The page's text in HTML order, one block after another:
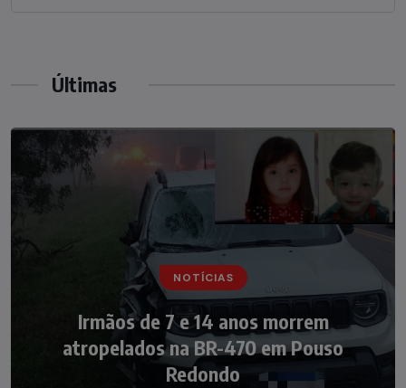
Últimas
NOTÍCIAS
Irmãos de 7 e 14 anos morrem
atropelados na BR-470 em Pouso
Redondo
NOTÍCIAS
Nádia Menegazzi leva o nome de Taió ao
palco do Programa Silvio Santos